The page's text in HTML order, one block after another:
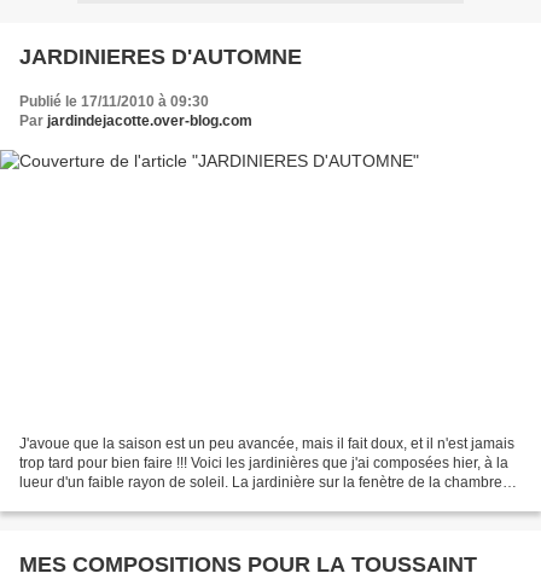
JARDINIERES D'AUTOMNE
Publié le 17/11/2010 à 09:30
Par jardindejacotte.over-blog.com
J'avoue que la saison est un peu avancée, mais il fait doux, et il n'est jamais
trop tard pour bien faire !!! Voici les jardinières que j'ai composées hier, à la
lueur d'un faible rayon de soleil. La jardinière sur la fenètre de la chambre
MES COMPOSITIONS POUR LA TOUSSAINT